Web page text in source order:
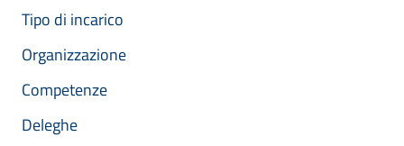
Tipo di incarico
Organizzazione
Competenze
Deleghe